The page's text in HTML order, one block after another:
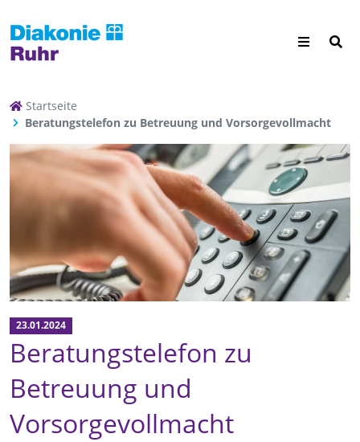
Startseite
Beratungstelefon zu Betreuung und Vorsorgevollmacht
23.01.2024
Beratungstelefon zu
Betreuung und
Vorsorgevollmacht